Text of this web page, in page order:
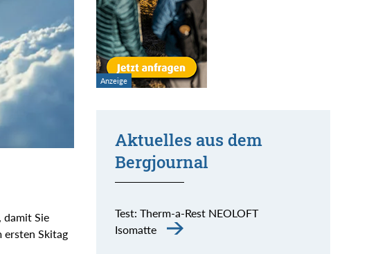
damit Sie
ersten Skitag
Aktuelles aus dem
Bergjournal
Test: Therm-a-Rest NEOLOFT
Isomatte